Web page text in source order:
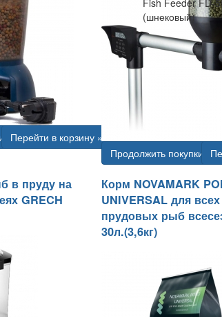
Перейти в корзину »
Fish Feeder FD-
(шнековый)
Продолжить покупки
в пруду на
GRECH
Корм NOVAMARK
UNIVERSAL для
прудовых рыб
30л.(3,6кг)